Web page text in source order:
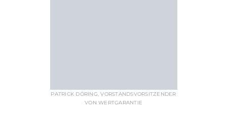
PATRICK DÖRING, VORSTANDSVORSITZENDER
VON WERTGARANTIE